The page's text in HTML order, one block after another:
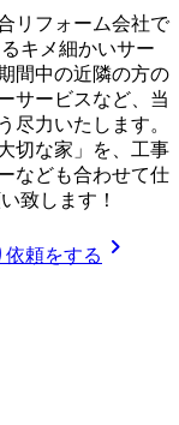
リフォーム会社で
キメ細かいサー
間中の近隣の方の
サービスなど、当
尽力いたします。
切な家」を、工事
なども合わせて仕
致します！
依頼をする chevron_right